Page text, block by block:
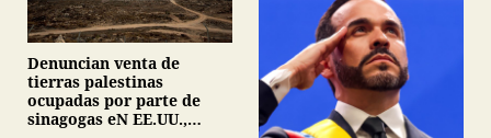
Denuncian venta de
tierras palestinas
ocupadas por parte de
sinagogas eN EE.UU.,